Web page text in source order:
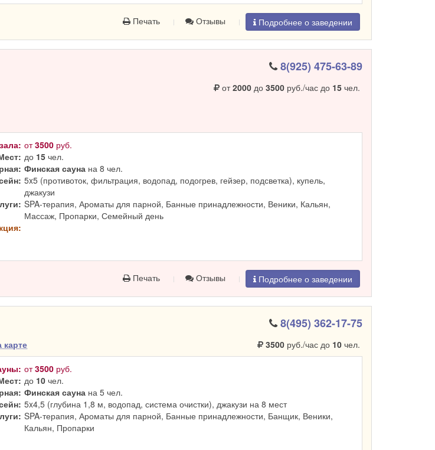
Печать Отзывы Подробнее о заведении
8(925) 475-63-89
от2000до 3500руб./час до 15чел.
от3500 руб.
до 15 чел.
Финская сауна на 8 чел.
5x5 (противоток, фильтрация, водопад, подогрев, гейзер, подсветка), купель,
джакузи
SPA-терапия, Ароматы для парной, Банные принадлежности, Веники, Кальян,
Массаж, Пропарки, Семейный день
Печать Отзывы Подробнее о заведении
8(495) 362-17-75
карте 3500руб./час до 10чел.
от3500 руб.
до 10 чел.
Финская сауна на 5 чел.
5x4,5 (глубина 1,8 м, водопад, система очистки), джакузи на 8 мест
SPA-терапия, Ароматы для парной, Банные принадлежности, Банщик, Веники,
Кальян, Пропарки